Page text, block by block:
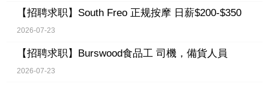
【招聘求职】 South Freo 正规按摩 日薪$200-$350
2026-07-23
【招聘求职】 Burswood食品工 司機，備貨人員
2026-07-23